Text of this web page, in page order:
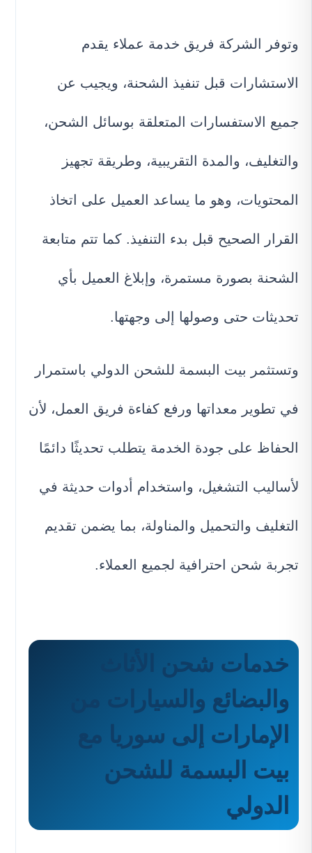
وتوفر الشركة فريق خدمة عملاء يقدم
الاستشارات قبل تنفيذ الشحنة، ويجيب عن
جميع الاستفسارات المتعلقة بوسائل الشحن،
والتغليف، والمدة التقريبية، وطريقة تجهيز
المحتويات، وهو ما يساعد العميل على اتخاذ
القرار الصحيح قبل بدء التنفيذ. كما تتم متابعة
الشحنة بصورة مستمرة، وإبلاغ العميل بأي
تحديثات حتى وصولها إلى وجهتها.
وتستثمر بيت البسمة للشحن الدولي باستمرار
في تطوير معداتها ورفع كفاءة فريق العمل، لأن
الحفاظ على جودة الخدمة يتطلب تحديثًا دائمًا
لأساليب التشغيل، واستخدام أدوات حديثة في
التغليف والتحميل والمناولة، بما يضمن تقديم
تجربة شحن احترافية لجميع العملاء.
خدمات شحن الأثاث
والبضائع والسيارات من
الإمارات إلى سوريا مع
بيت البسمة للشحن
الدولي